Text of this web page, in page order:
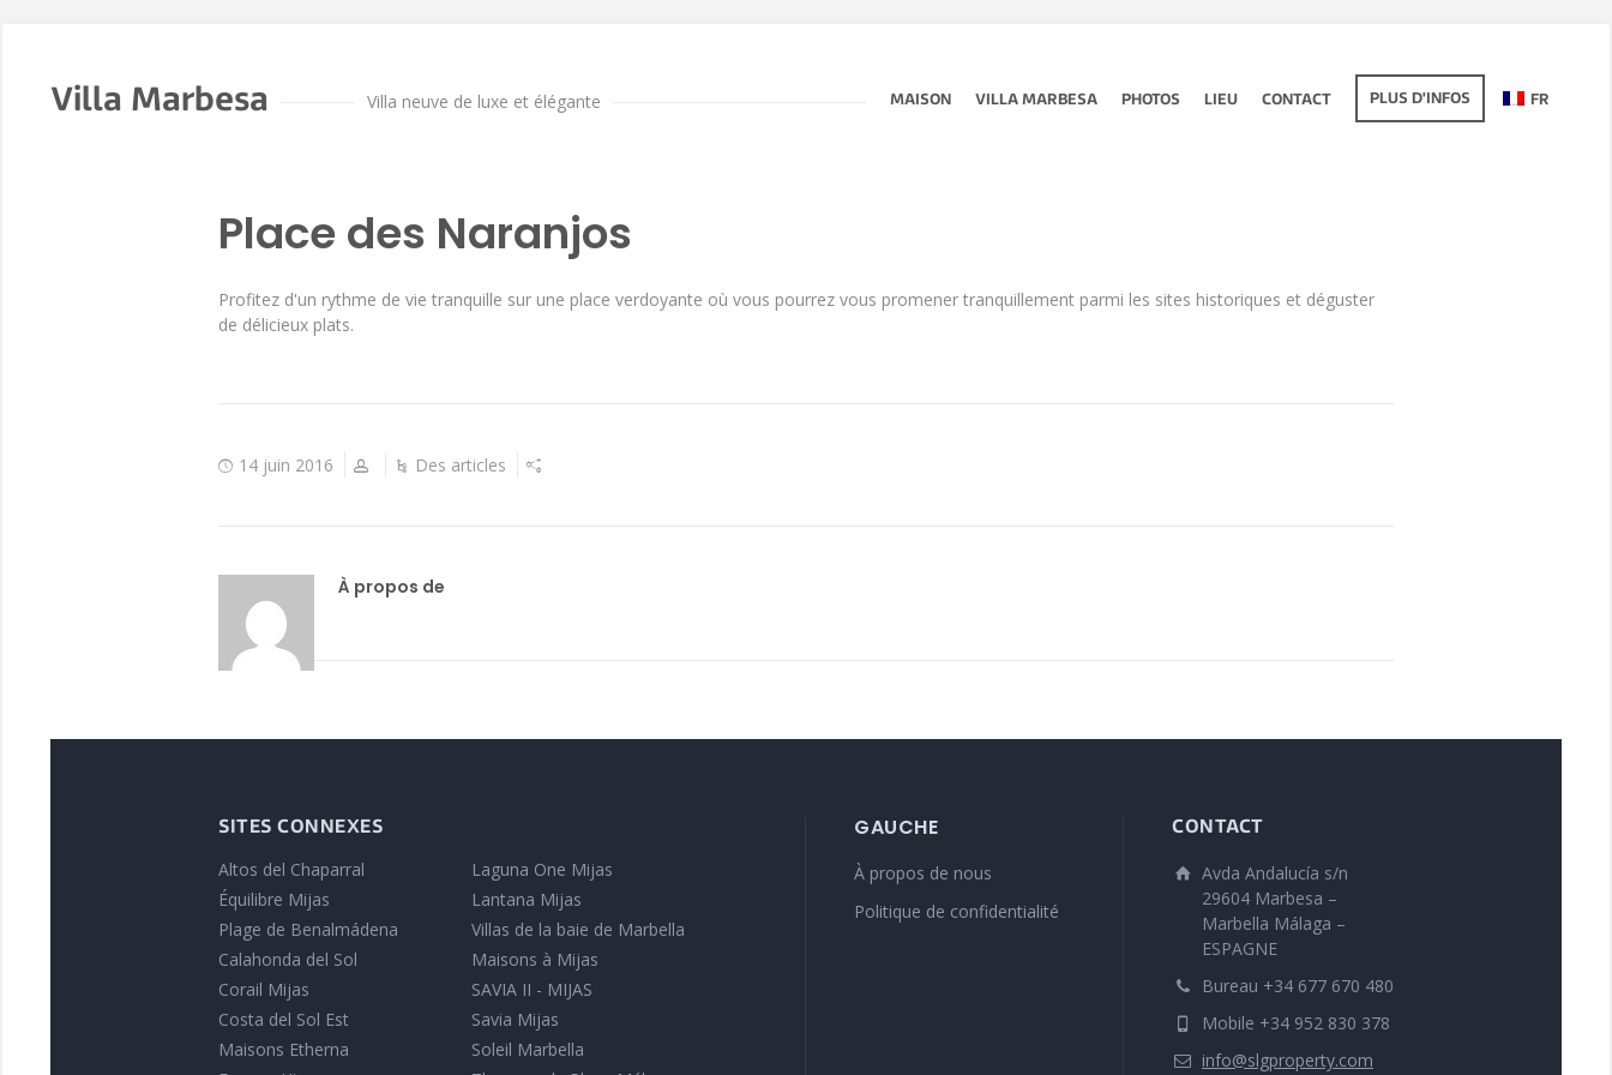
Villa Marbesa Villa neuve de luxe et élégante MAISON VILLA MARBESA PHOTOS LIEU CONTACT PLUS D'INFOS FR
Place des Naranjos
Profitez d'un rythme de vie tranquille sur une place verdoyante où vous pourrez vous promener tranquillement parmi les sites historiques et déguster
de délicieux plats.
14 juin 2016 Des articles
À propos de
SITES CONNEXES
Altos del Chaparral
Équilibre Mijas
Plage de Benalmádena
Calahonda del Sol
Corail Mijas
Costa del Sol Est
Maisons Etherna
Laguna One Mijas
Lantana Mijas
Villas de la baie de Marbella
Maisons à Mijas
SAVIA II - MIJAS
Savia Mijas
Soleil Marbella
GAUCHE
À propos de nous
Politique de confidentialité
CONTACT
Avda Andalucía s/n
29604 Marbesa –
Marbella Málaga –
ESPAGNE
Bureau +34 677 670 480
Mobile +34 952 830 378
info@slgproperty.com